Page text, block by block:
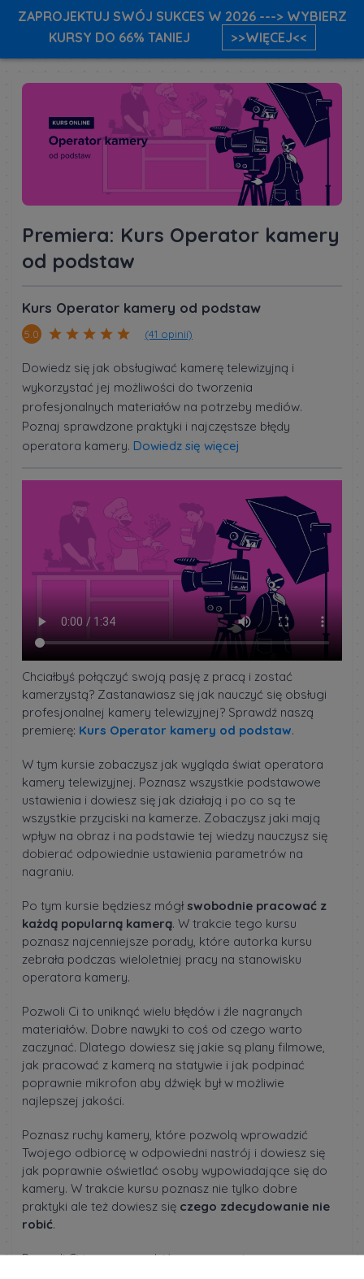
Premiera: Kurs Operator kamery
od podstaw
Kurs Operator kamery od podstaw
5.0 (41 opinii)
Dowiedz się jak obsługiwać kamerę telewizyjną i
wykorzystać jej możliwości do tworzenia
profesjonalnych materiałów na potrzeby mediów.
Poznaj sprawdzone praktyki i najczęstsze błędy
operatora kamery. Dowiedz się więcej
Chciałbyś połączyć swoją pasję z pracą i zostać
kamerzystą? Zastanawiasz się jak nauczyć się obsługi
profesjonalnej kamery telewizyjnej? Sprawdź naszą
premierę: Kurs Operator kamery od podstaw.
W tym kursie zobaczysz jak wygląda świat operatora
kamery telewizyjnej. Poznasz wszystkie podstawowe
ustawienia i dowiesz się jak działają i po co są te
wszystkie przyciski na kamerze. Zobaczysz jaki mają
wpływ na obraz i na podstawie tej wiedzy nauczysz się
dobierać odpowiednie ustawienia parametrów na
nagraniu.
Po tym kursie będziesz mógłswobodnie pracować z
każdą popularną kamerą. W trakcie tego kursu
poznasz najcenniejsze porady, które autorka kursu
zebrała podczas wieloletniej pracy na stanowisku
operatora kamery.
Pozwoli Ci to uniknąć wielu błędów i źle nagranych
materiałów. Dobre nawyki to coś od czego warto
zaczynać. Dlatego dowiesz się jakie są plany filmowe,
jak pracować z kamerą na statywie i jak podpinać
poprawnie mikrofon aby dźwięk był w możliwie
najlepszej jakości.
Poznasz ruchy kamery, które pozwolą wprowadzić
Twojego odbiorcę w odpowiedni nastrój i dowiesz się
jak poprawnie oświetlać osoby wypowiadające się do
kamery. W trakcie kursu poznasz nie tylko dobre
praktyki ale też dowiesz się czego zdecydowanie nie
robić.
Pozwoli Ci to zaoszczędzić czas, pracę i na pewno
ZAPROJEKTUJ SWÓJ SUKCES W 2026 ---> WYBIERZ
KURSY DO 66% TANIEJ
>>WIĘCEJ<<